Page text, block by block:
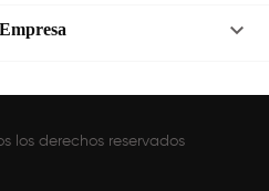

los derechos reservados